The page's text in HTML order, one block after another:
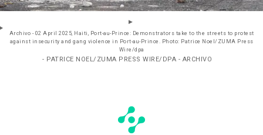
Archivo - 02 April 2025, Haiti, Port-au-Prince: Demonstrators take to the streets to protest
against insecurity and gang violence in Port-au-Prince. Photo: Patrice Noel/ZUMA Press
Wire/dpa
- PATRICE NOEL/ZUMA PRESS WIRE/DPA - ARCHIVO